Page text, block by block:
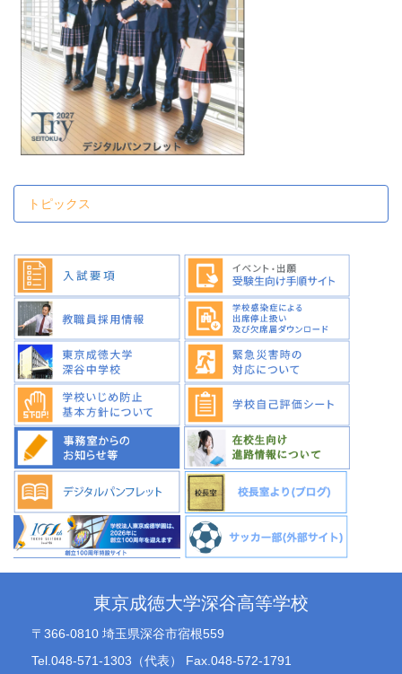
トピックス
東京成徳大学深谷高等学校
〒366-0810 埼玉県深谷市宿根559
Tel.048-571-1303（代表） Fax.048-572-1791